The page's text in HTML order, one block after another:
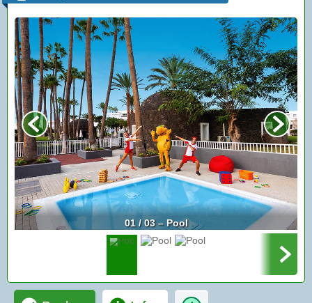
01 / 03 – Pool